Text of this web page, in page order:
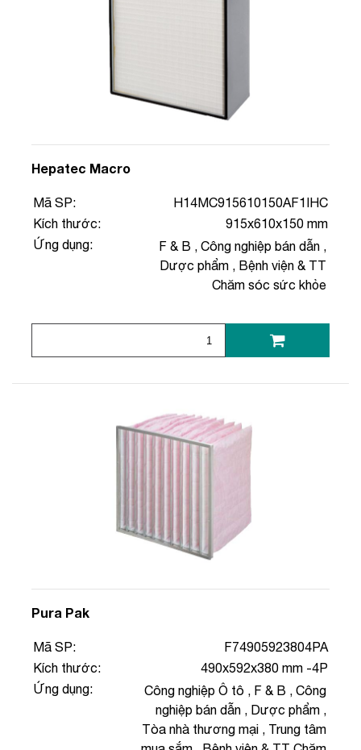
Hepatec Macro
Mã SP:
H14MC915610150AF1IHC
Kích thước:
915x610x150 mm
Ứng dụng:
F & B , Công nghiệp bán dẫn ,
Dược phẩm , Bệnh viện & TT
Chăm sóc sức khỏe
Pura Pak
Mã SP:
F74905923804PA
Kích thước:
490x592x380 mm -4P
Ứng dụng:
Công nghiệp Ô tô , F & B , Công
nghiệp bán dẫn , Dược phẩm ,
Tòa nhà thương mại , Trung tâm